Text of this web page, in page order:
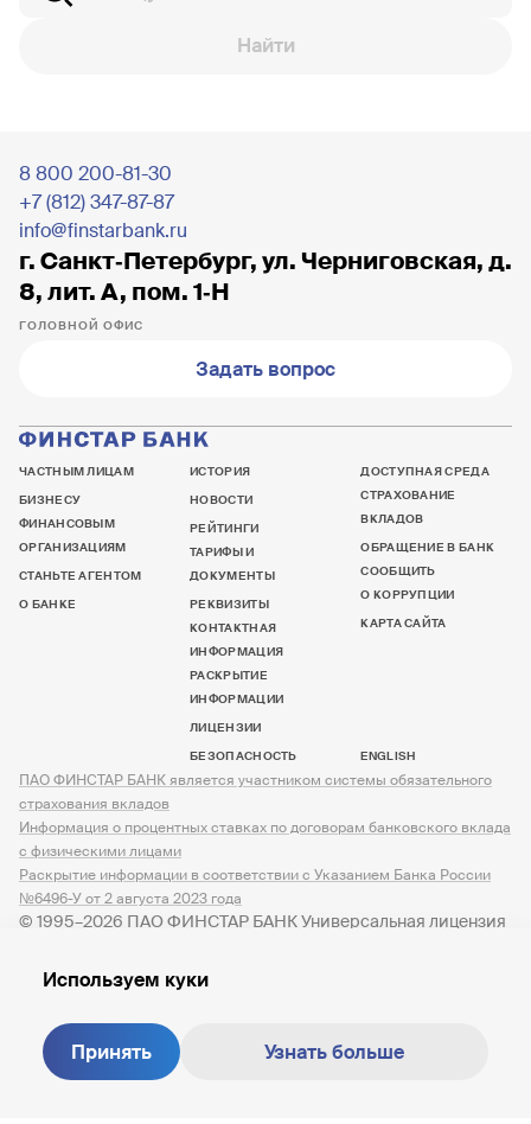
Найти
8 800 200-81-30
+7 (812) 347-87-87
info@finstarbank.ru
г. Санкт‐Петербург, ул. Черниговская, д.
8, лит. А, пом. 1‐Н
ГОЛОВНОЙ ОФИС
Задать вопрос
ЧАСТНЫМ ЛИЦАМ
БИЗНЕСУ
ФИНАНСОВЫМ
ОРГАНИЗАЦИЯМ
СТАНЬТЕ АГЕНТОМ
О БАНКЕ
ИСТОРИЯ
НОВОСТИ
РЕЙТИНГИ
ТАРИФЫ И
ДОКУМЕНТЫ
РЕКВИЗИТЫ
КОНТАКТНАЯ
ИНФОРМАЦИЯ
РАСКРЫТИЕ
ИНФОРМАЦИИ
ЛИЦЕНЗИИ
БЕЗОПАСНОСТЬ
ДОСТУПНАЯ СРЕДА
СТРАХОВАНИЕ
ВКЛАДОВ
ОБРАЩЕНИЕ В БАНК
СООБЩИТЬ
О КОРРУПЦИИ
КАРТА САЙТА
ENGLISH
© 1995–2026 ПАО ФИНСТАР БАНК Универсальная лицензия
ПАО ФИНСТАР БАНК является участником системы обязательного
страхования вкладов
Информация о процентных ставках по договорам банковского вклада
с физическими лицами
Раскрытие информации в соответствии с Указанием Банка России
№6496-У от 2 августа 2023 года
Создание сайта — M18
Используем куки
Принять Узнать больше